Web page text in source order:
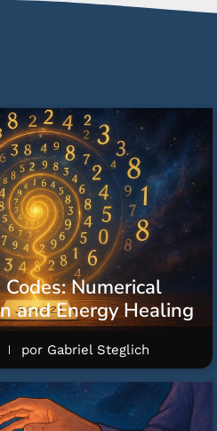
Codes: Numerical
and Energy Healing
por Gabriel Steglich